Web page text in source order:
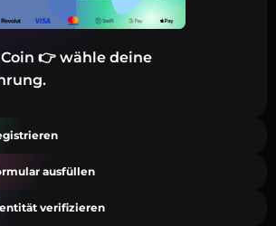
👉 wähle deine
ausfüllen
verifizieren